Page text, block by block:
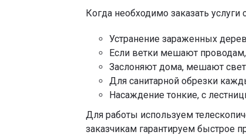
Когда необходимо заказать услуги
Устранение зараженных
Если ветки мешают проводам,
Заслоняют дома, мешают
Для санитарной обрезки
Насаждение тонкие, с
Для работы используем
заказчикам гарантируем быстрое